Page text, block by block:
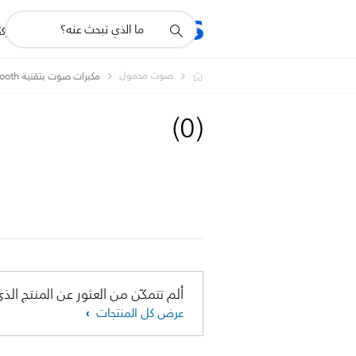
المنتجات
أيقونة
دعم
صوت محمول مكبرات صوت بتقنية Bluetooth
(
0
)
ألم تتمكّن من العثور عن المنتج
عرض كل المنتجات